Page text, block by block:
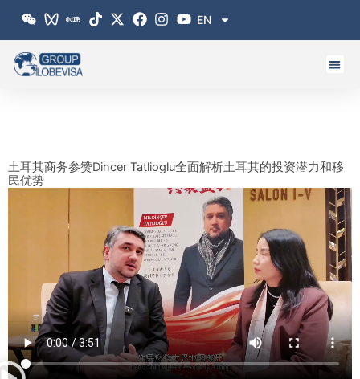
EN
土耳其商务参赞Dincer Tatlioglu全面解析土耳其的投资潜力和移
民优势